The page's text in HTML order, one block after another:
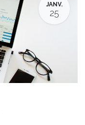
JANV.
25